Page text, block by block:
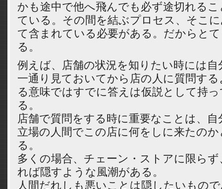
かも途中で他へ飛んでも必ず途切れる
ている。その間を結ぶプロセス、そこ
て含まれている必要がある。だからと
る。
例えば、店舗の状況を知りたい時には
一通り見ておいてから店の人に質問す
る意味ではすでに答えは仮説として持
る。
店舗で質問をする時に重要なことは、
立場の人間でこの店に何をしに来たの
る。
多くの場合、チェーン・ストアに限ら
れば隠すような風潮がある。
人間だれしも悪いことは隠したいもの